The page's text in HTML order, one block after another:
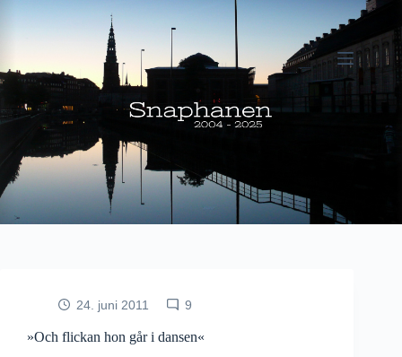
24. juni 2011 9
»Och flickan hon går i dansen«